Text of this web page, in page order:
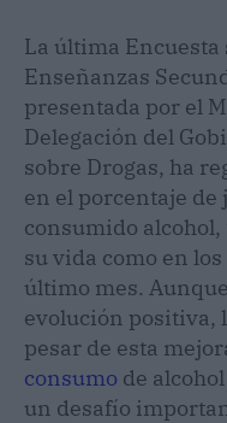
La última Encuesta
Enseñanzas
presentada por el
Delegación del
sobre Drogas, ha
en el porcentaje
consumido
su vida como en
último mes.
evolución positiva,
pesar de esta
consumo de
un desafío